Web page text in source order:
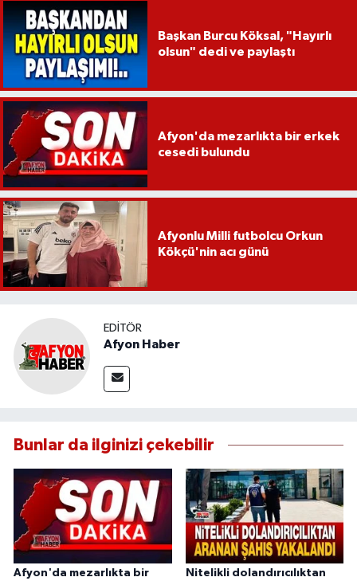
Başkan Burcu Köksal, "Hayırlı
olsun" dedi ve paylaştı
Afyon'da mezarlıkta bir erkek
cesedi bulundu
Afyonlu Milli futbolcu Orkun
Kökçü'nin acı günü
EDITÖR
Afyon Haber
Bunlar da ilginizi çekebilir
Afyon'da mezarlıkta bir
Nitelikli dolandırıcılıktan